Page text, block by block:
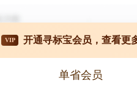
VIP 开通寻标宝会员，查看更
单省会员